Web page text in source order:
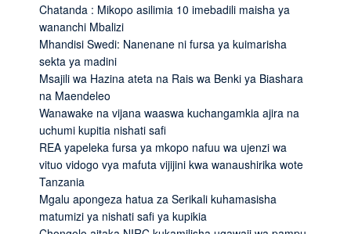
Chatanda : Mikopo asilimia 10 imebadili maisha ya
wananchi Mbalizi
Mhandisi Swedi: Nanenane ni fursa ya kuimarisha
sekta ya madini
Msajili wa Hazina ateta na Rais wa Benki ya Biashara
na Maendeleo
Wanawake na vijana waaswa kuchangamkia ajira na
uchumi kupitia nishati safi
REA yapeleka fursa ya mkopo nafuu wa ujenzi wa
vituo vidogo vya mafuta vijijini kwa wanaushirika wote
Tanzania
Mgalu apongeza hatua za Serikali kuhamasisha
matumizi ya nishati safi ya kupikia